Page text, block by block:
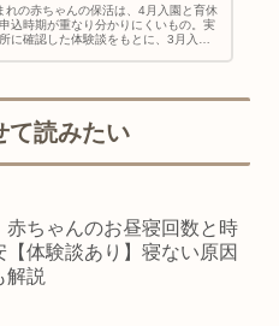
れの赤ちゃんの保活は、4月入園と育休
込時期が重なり分かりにくいもの。実
に確認した体験談をもとに、3月入
て読みたい
赤ちゃんのお昼寝回数と時
【体験談あり】寝ない原因
解説